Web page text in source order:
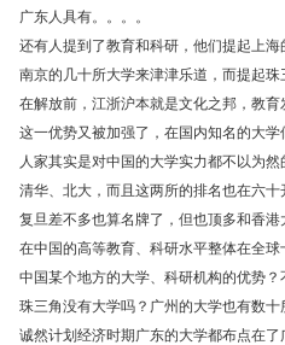
广东人具有。。。。
还有人提到了教育和科研，他们提起上海
南京的几十所大学来津津乐道，而提起珠
在解放前，江浙沪本就是文化之邦，教育
这一优势又被加强了，在国内知名的大学
人家其实是对中国的大学实力都不以为
清华、北大，而且这两所的排名也在六十
复旦差不多也算名牌了，但也顶多和香港
在中国的高等教育、科研水平整体在全球
中国某个地方的大学、科研机构的优势？
珠三角没有大学吗？广州的大学也有数十
诚然计划经济时期广东的大学都布点在了